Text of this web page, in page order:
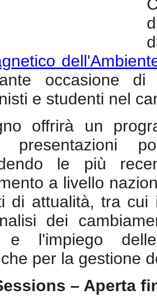
occasione
e studenti nel
offrirà un
presentazioni
le più
a livello
di attualità, tra
dei
e l'impiego
per la gestione
– Aperta